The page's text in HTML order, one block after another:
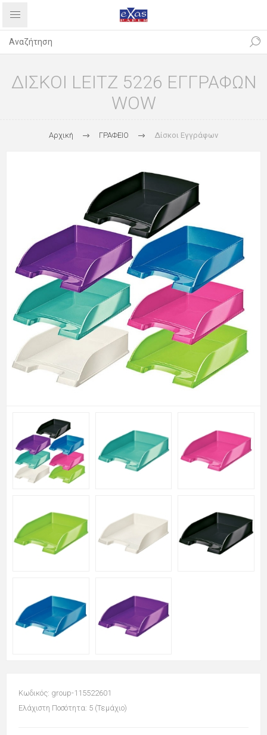
ΔΙΣΚΟΙ LEITZ 5226 ΕΓΓΡΑΦΩΝ
WOW
Αρχική ΓΡΑΦΕΙΟ Δίσκοι Εγγράφων
Κωδικός: group-115522601
Ελάχιστη Ποσότητα: 5 (Τεμάχιο)